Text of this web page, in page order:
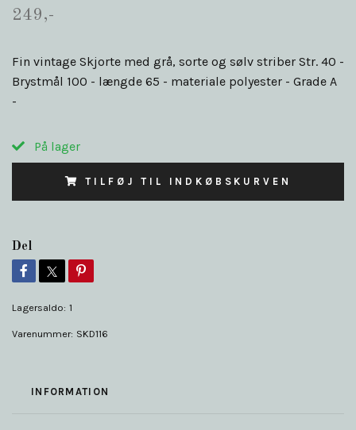
249,-
Fin vintage Skjorte med grå, sorte og sølv striber Str. 40 -
Brystmål 100 - længde 65 - materiale polyester - Grade A
-
På lager
TILFØJ TIL INDKØBSKURVEN
Del
Lagersaldo: 1
Varenummer: SKD116
INFORMATION